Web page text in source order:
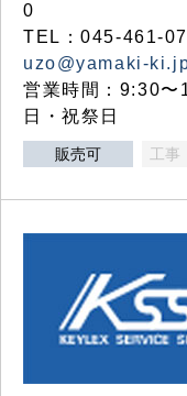
0
TEL：045-461-
uzo@yamaki-
営業時間：9:30〜
日・祝祭日
販売可 工事